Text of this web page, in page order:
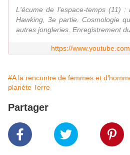
L'écume de l'espace-temps (11) :
Hawking, 3e partie. Cosmologie
autres jongleries. Enregistrement du
https://
#A la rencontre de femmes et
planète Terre
Partager